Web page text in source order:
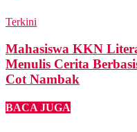
Terkini
Mahasiswa KKN
Menulis Cerita
Cot Nambak
BACA JUGA